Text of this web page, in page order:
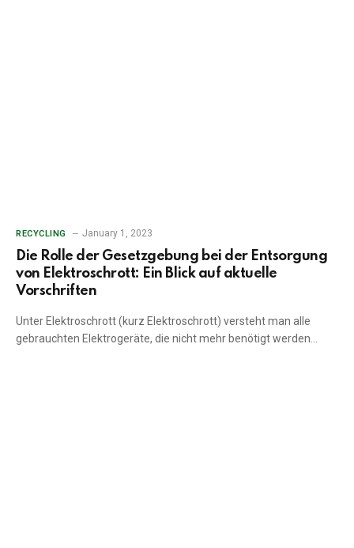
RECYCLING January 1, 2023
Die Rolle der Gesetzgebung bei der Entsorgung
von Elektroschrott: Ein Blick auf aktuelle
Vorschriften
Unter Elektroschrott (kurz Elektroschrott) versteht man alle
gebrauchten Elektrogeräte, die nicht mehr benötigt werden…